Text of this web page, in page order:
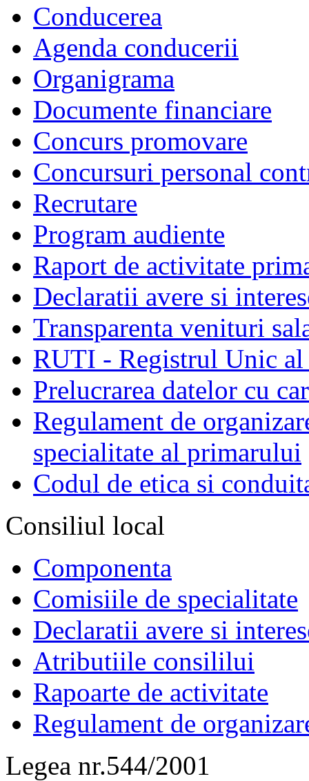
Conducerea
Agenda conducerii
Organigrama
Documente financiare
Concurs promovare
Concursuri personal
Recrutare
Program audiente
Raport de activitate
Declaratii avere si
Transparenta venituri
RUTI - Registrul Unic al
Prelucrarea datelor cu
Regulament de
specialitate al primarului
Codul de etica si
Consiliul local
Componenta
Comisiile de specialitate
Declaratii avere si
Atributiile consililui
Rapoarte de activitate
Regulament de
Legea nr.544/2001